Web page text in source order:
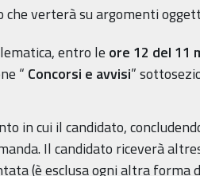
verterà su argomenti
entro le ore 12 del 11
“ Concorsi e avvisi”
in cui il candidato,
Il candidato riceverà
(è esclusa ogni altra